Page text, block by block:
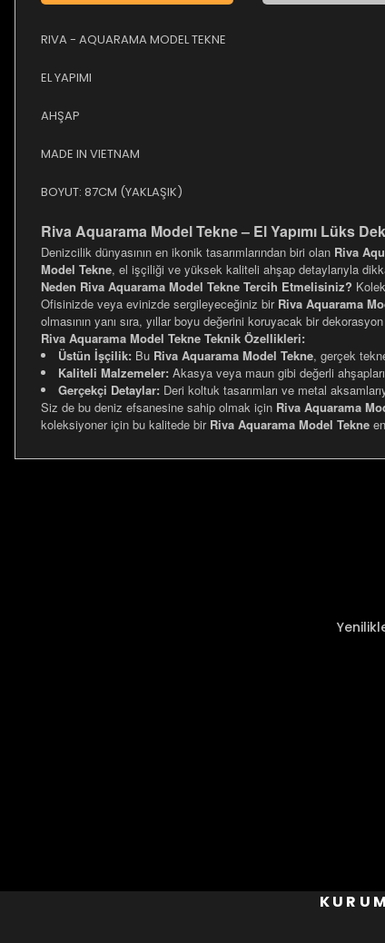
RIVA - AQUARAMA MODEL TEKNE
EL YAPIMI
AHŞAP
MADE IN VIETNAM
BOYUT: 87CM (YAKLAŞIK)
Riva Aquarama Model Tekne – El Yapımı Lüks
Denizcilik dünyasının en ikonik tasarımlarından biri olan Riva
Model Tekne, el işçiliği ve yüksek kaliteli ahşap detaylarıyla
Neden Riva Aquarama Model Tekne Tercih Etmelisiniz?
Ofisinizde veya evinizde sergileyeceğiniz bir Riva Aquarama
olmasının yanı sıra, yıllar boyu değerini koruyacak bir
Riva Aquarama Model Tekne Teknik Özellikleri:
Üstün İşçilik: Bu Riva Aquarama Model Tekne, gerçek
Kaliteli Malzemeler: Akasya veya maun gibi değerli
Gerçekçi Detaylar: Deri koltuk tasarımları ve metal
Siz de bu deniz efsanesine sahip olmak için Riva Aquarama
koleksiyoner için bu kalitede bir Riva Aquarama Model Tekne